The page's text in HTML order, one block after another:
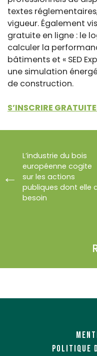
textes
vigueur. Également
gratuite en ligne : le
calculer la
bâtiments et « SED
une simulation
de construction.
S’INSCRIRE
L’industrie du bois
européenne cogite
sur les actions
publiques dont elle
besoin
POLITIQUE